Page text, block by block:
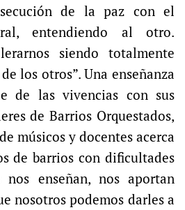
de la paz con el
entendiendo al otro.
siendo totalmente
los otros”. Una enseñanza
de las vivencias con sus
de Barrios Orquestados,
músicos y docentes acerca
de barrios con dificultades
nos enseñan, nos aportan
nosotros podemos darles a